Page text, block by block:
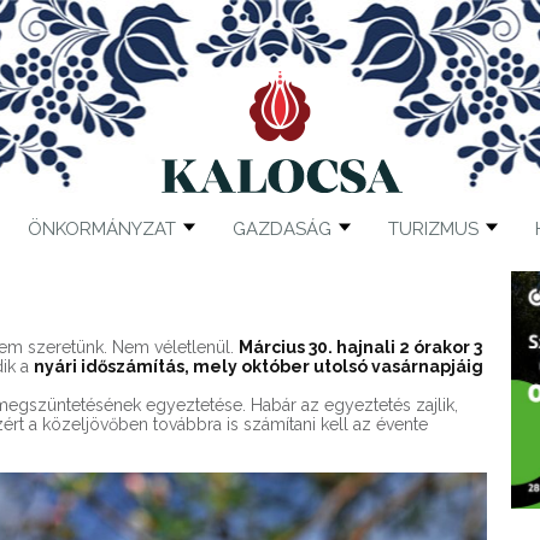
ÖNKORMÁNYZAT GAZDASÁG TURIZMUS
szeretünk. Nem véletlenül.
Március 30. hajnali 2 órakor 3
a nyári időszámítás, mely október utolsó vasárnapjáig
egyeztetése. Habár az egyeztetés zajlik,
a közeljövőben továbbra is számítani kell az évente